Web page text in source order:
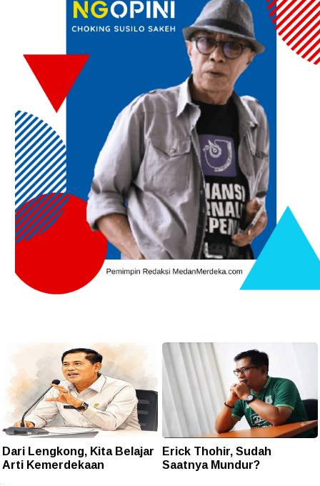
Dari Lengkong, Kita Belajar
Arti Kemerdekaan
Erick Thohir, Sudah
Saatnya Mundur?